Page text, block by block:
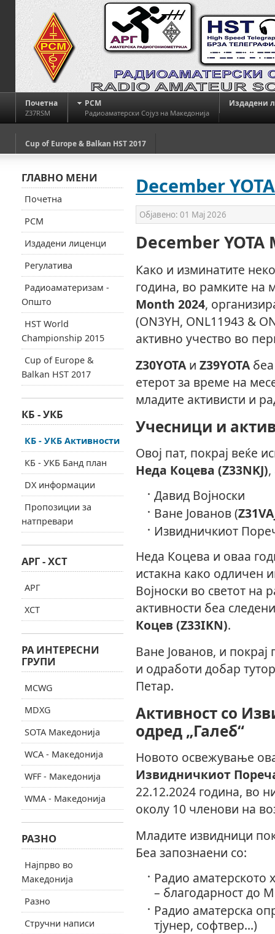
Почетна
Z37RSM
РСМ
Радиоаматерски Сојуз на Македонија
Издадени
Cup of Europe & Balkan HST 2017
December
Објавено: 01 Мај 2026
December
Како и изминатите
година, во рамките на
Month 2024,
(ON3YH, ONL11943 &
активно учество во
Z30YOTAи Z39YOTAбеа
етерот за време на
младите активисти и
Учесници и
Овој пат, покрај веќе
Неда Коцева (Z33NKJ),
Давид Војноски
Ване Јованов (
Извидничкиот
Неда Коцева и оваа
истакна како одличен
Војноски во светот на
активности беа
Коцев (Z33IKN).
Ване Јованов, и
и одработи добар
Петар.
Активност со
одред „Галеб“
Новото освежување
Извидничкиот
22.12.2024 година, во
околу 10 членови на
Младите извидници
Беа запознаени со:
Радио аматерското
– благодарност до
Радио аматерска
тјунер, софтвер...)
ГЛАВНО МЕНИ
Почетна
РСМ
Издадени лиценци
Регулатива
Радиоаматеризам -
Општо
HST World
Championship 2015
Cup of Europe &
Balkan HST 2017
КБ - УКБ
КБ - УКБ Активности
КБ - УКБ Банд план
DX информации
Пропозиции за
натпревари
АРГ - ХСТ
АРГ
ХСТ
РА ИНТЕРЕСНИ
ГРУПИ
MCWG
MDXG
SOTA Македонија
WCA - Македонија
WFF - Македонија
WMA - Македонија
РАЗНО
Најпрво во
Македонија
Разно
Стручни написи